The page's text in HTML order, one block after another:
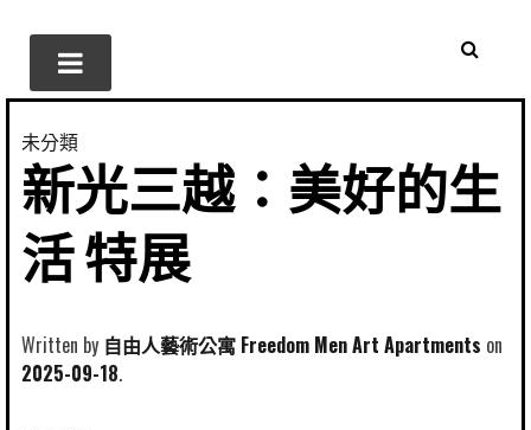
未分類
新光三越：美好的生
活 特展
Written by 自由人藝術公寓 Freedom Men Art Apartments
2025-09-18